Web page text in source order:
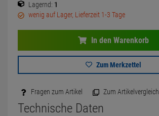
Lagernd: 1
wenig auf Lager, Lieferzeit 1-3 Tage
In den Warenkorb
Zum Merkzettel
Fragen zum Artikel Zum Artikelvergleich
Technische Daten